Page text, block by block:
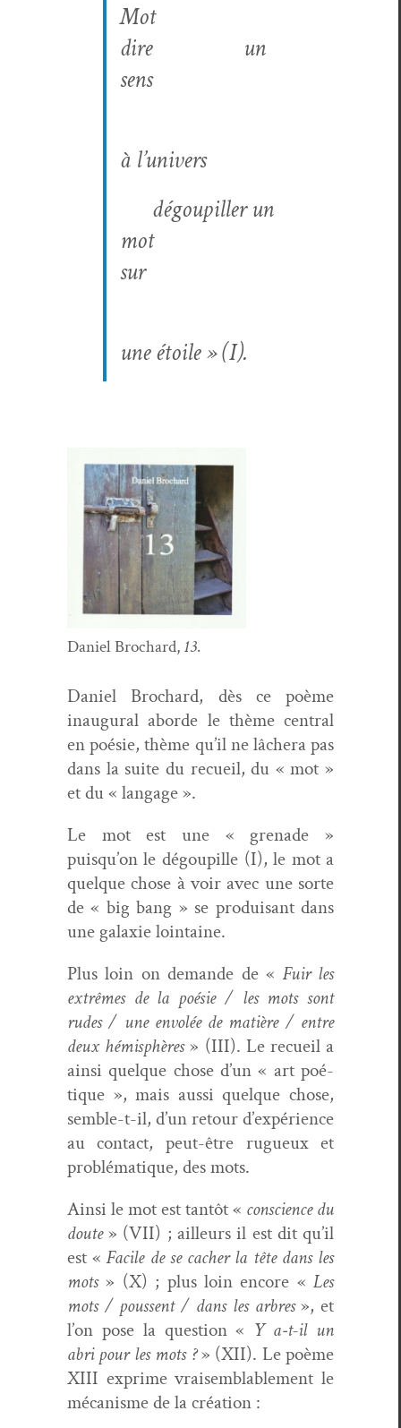
Mot
dire
un
sens
à l’univers
dégoupiller un
mot
sur
une étoile » (I).
Daniel Brochard, 13.
Daniel Brochard, dès ce poème
inau­gur­al abor­de le thème cen­tral
en poésie, thème qu’il ne lâchera pas
dans la suite du recueil, du « mot »
et du « langage ».
Le mot est une « grenade »
puisqu’on le dégoupille (I), le mot a
quelque chose à voir avec une sorte
de « big bang » se pro­duisant dans
une galax­ie lointaine.
Plus loin on demande de « Fuir les
extrêmes de la poésie / les mots sont
rudes / une envolée de matière / entre
deux hémis­phères» (III). Le recueil a
ain­si quelque chose d’un « art poé­
tique », mais aus­si quelque chose,
sem­ble-t-il, d’un retour d’expérience
au con­tact, peut-être rugueux et
prob­lé­ma­tique, des mots.
Ain­si le mot est tan­tôt « con­science du
doute» (VII) ; ailleurs il est dit qu’il
est «Facile de se cacher la tête dans les
mots» (X) ; plus loin encore «Les
mots / poussent / dans les arbres», et
l’on pose la ques­tion « Y a‑t-il un
abri pour les mots ?» (XII). Le poème
XIII exprime vraisem­blable­ment le
mécan­isme de la création :